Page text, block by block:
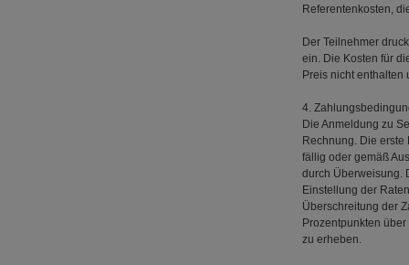
Referentenkosten,
Der Teilnehmer
ein. Die Kosten für
Preis nicht enthalten
4.
Die Anmeldung zu
Rechnung. Die
fällig oder gemäß
durch Überweisung.
Einstellung der
Überschreitung der
Prozentpunkten
zu erheben.